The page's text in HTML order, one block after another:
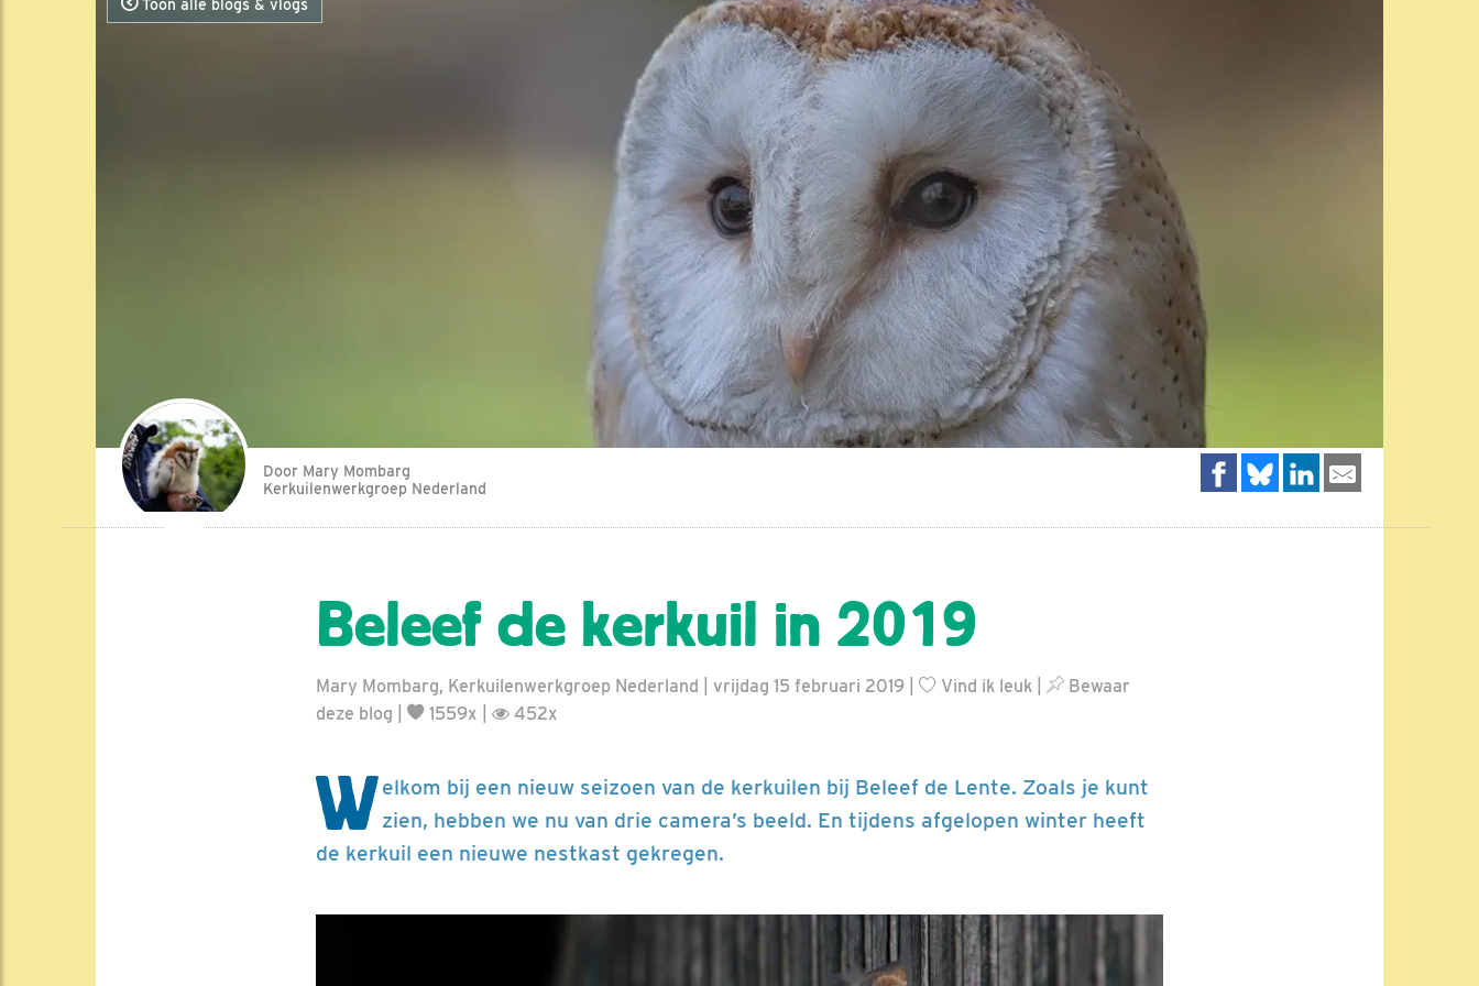
Toon alle blogs & vlogs
Door Mary Mombarg
Kerkuilenwerkgroep Nederland
Beleef de kerkuil in 2019
Mary Mombarg, Kerkuilenwerkgroep Nederland | vrijdag 15 februari 2019 | Vind ik leuk
Bewaar
deze blog
1559x | 452x
Welkom bij een nieuw seizoen van de kerkuilen bij Beleef de Lente. Zoals je kunt
zien, hebben we nu van drie camera’s beeld. En tijdens afgelopen winter heeft
de kerkuil een nieuwe nestkast gekregen.